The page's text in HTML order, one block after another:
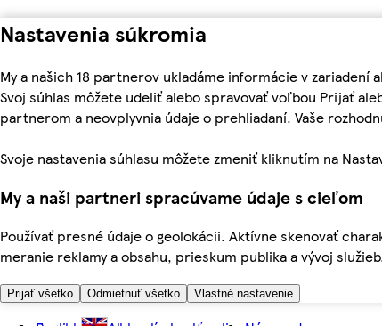
Nastavenia súkromia
My a našich 18 partnerov ukladáme informácie v
Svoj súhlas môžete udeliť alebo spravovať voľbou Prijať
partnerom a neovplyvnia údaje o prehliadaní. Vaše
Svoje nastavenia súhlasu môžete zmeniť kliknutím na
My a naši partneri spracúvame údaje s cieľom
Používať presné údaje o geolokácii. Aktívne skenovať
meranie reklamy a obsahu, prieskum publika a vývoj
Prijať všetko Odmietnuť všetko Vlastné nastavenie